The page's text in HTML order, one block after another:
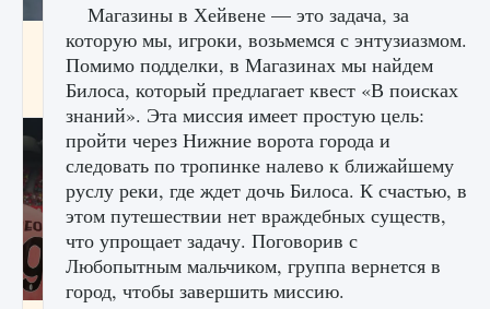
Все новые функции в режиме карьеры EA
FC 25
9 августа 2024 2 096 0 2
Магазины в Хейвене — это задача, за
которую мы, игроки, возьмемся с энтузиазмом.
Помимо подделки, в Магазинах мы найдем
Билоса, который предлагает квест «В поисках
знаний». Эта миссия имеет простую цель:
пройти через Нижние ворота города и
следовать по тропинке налево к ближайшему
руслу реки, где ждет дочь Билоса. К счастью, в
этом путешествии нет враждебных существ,
что упрощает задачу. Поговорив с
Любопытным мальчиком, группа вернется в
город, чтобы завершить миссию.